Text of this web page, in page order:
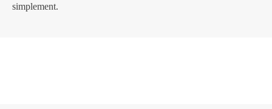
simplement.